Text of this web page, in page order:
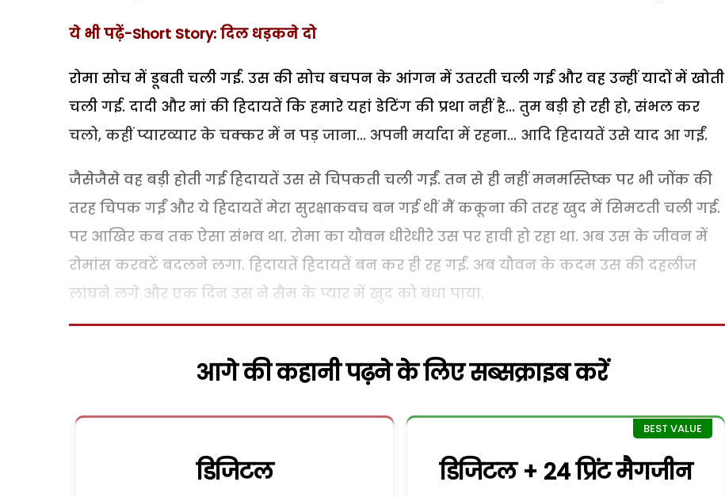
ये भी पढ़ें-Short Story: दिल धड़कने दो
रोमा सोच में डूबती चली गई. उस की सोच बचपन के आंगन में उतरती चली गई और वह उन्हीं यादों में खोती
चली गई. दादी और मां की हिदायतें कि हमारे यहां डेटिंग की प्रथा नहीं है... तुम बड़ी हो रही हो, संभल कर
चलो, कहीं प्यारव्यार के चक्कर में न पड़ जाना... अपनी मर्यादा में रहना... आदि हिदायतें उसे याद आ गईं.
जैसेजैसे वह बड़ी होती गई हिदायतें उस से चिपकती चली गईं. तन से ही नहीं मनमस्तिष्क पर भी जोंक की
तरह चिपक गईं और ये हिदायतें मेरा सुरक्षाकवच बन गई थीं मैं ककूना की तरह खुद में सिमटती चली गई.
पर आखिर कब तक ऐसा संभव था. रोमा का यौवन धीरेधीरे उस पर हावी हो रहा था. अब उस के जीवन में
रोमांस करवटें बदलने लगा. हिदायतें हिदायतें बन कर ही रह गईं. अब यौवन के कदम उस की दहलीज
लांघने लगे और एक दिन उस ने सैम के प्यार में खुद को बंधा पाया.
आगे की कहानी पढ़ने के लिए सब्सक्राइब करें
डिजिटल डिजिटल + 24 प्रिंट मैगजीन